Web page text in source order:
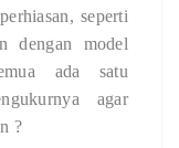
seperti
dengan model
ada satu
agar
?